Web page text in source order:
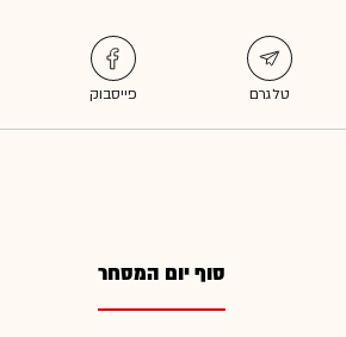
סוף יום המסחר